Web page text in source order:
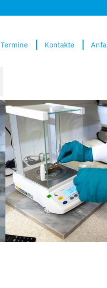
Termine Kontakte